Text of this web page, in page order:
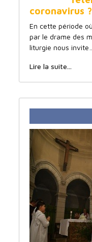
coronavirus
En cette période
par le drame des
liturgie nous invite…
Lire la suite...